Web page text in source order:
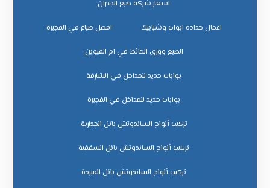
اسعار شركة صبغ الجدران
اعمال حدادة ابواب وشبابيك افضل صباغ في الفجيرة
الصبغ وورق الحائط في ام القيوين
بوابات حديد للمداخل في الشارقة
بوابات حديد للمداخل في الفجيرة
تركيب ألواح الساندوتش بانل الجدارية
تركيب ألواح الساندوتش بانل السقفية
تركيب ألواح الساندوتش بانل المبردة